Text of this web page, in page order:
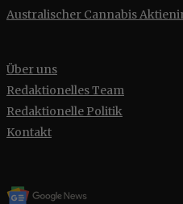
Australischer Cannabis
Über uns
Redaktionelles Team
Redaktionelle Politik
Kontakt